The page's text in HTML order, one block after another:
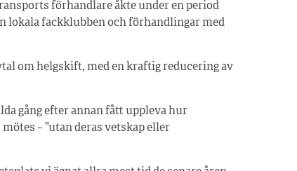
förhandlare åkte under en period
lokala fackklubben och förhandlingar med
om helgskift, med en kraftig reducering av
gång efter annan fått uppleva hur
– ”utan deras vetskap eller